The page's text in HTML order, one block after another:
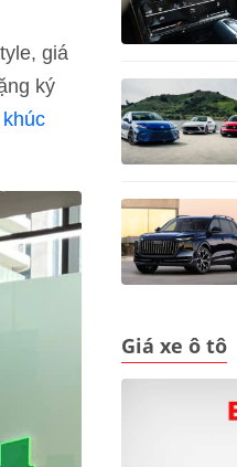
giá
ký
Giá xe ô tô